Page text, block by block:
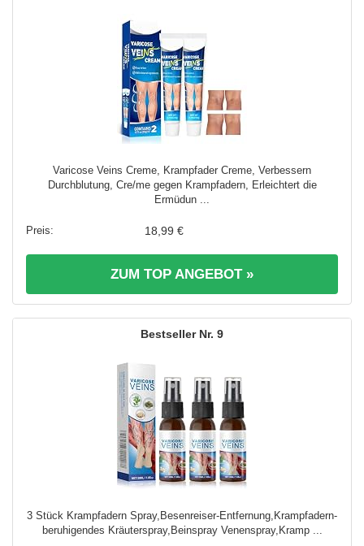
Varicose Veins Creme, Krampfader Creme, Verbessern
Durchblutung, Cre/me gegen Krampfadern, Erleichtert die
Ermüdun ...
18,99 €
ZUM TOP ANGEBOT »
9
3 Stück Krampfadern Spray,Besenreiser-Entfernung,Krampfadern-
beruhigendes Kräuterspray,Beinspray Venenspray,Kramp ...